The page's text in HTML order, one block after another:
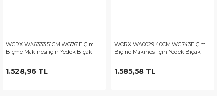
WORX WA6333 51CM WG761E Çim
Biçme Makinesi için Yedek Bıçak
1.528,96 TL
WORX WA0029 40CM WG743E Çim
Biçme Makinesi için Yedek Bıçak
1.585,58 TL